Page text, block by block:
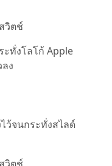
วิตช์
ทั่งโลโก้ Apple
ง
ว้จนกระทั่งสไลด์